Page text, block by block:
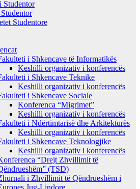
Studentor
Studentore
i Shkencave të Informatikës
Keshilli organizativ i konferencës
i Shkencave Teknike
Keshilli organizativ i konferencës
i Shkencave Sociale
Konferenca “Migrimet”
Keshilli organizativ i konferencës
i Ndërtimtarisë dhe Arkitekturës
Keshilli organizativ i konferencës
i Shkencave Teknologjike
Keshilli organizativ i konferencës
“Drejt Zhvillimit të
(TSD)
i Zhvillimit të Qëndrueshëm i
Jug-Lindore